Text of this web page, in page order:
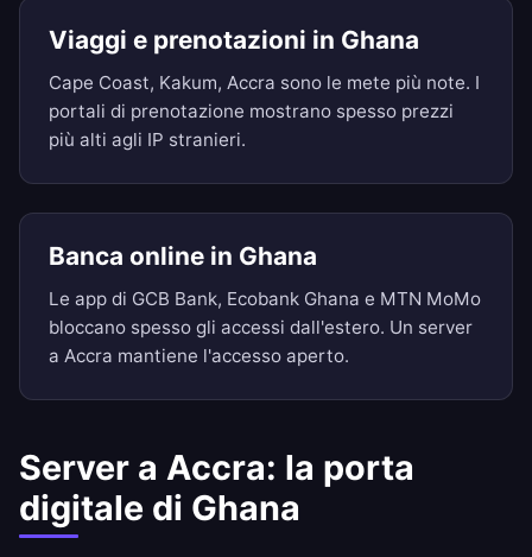
Viaggi e prenotazioni in Ghana
Cape Coast, Kakum, Accra sono le mete più note. I
portali di prenotazione mostrano spesso prezzi
più alti agli IP stranieri.
Banca online in Ghana
Le app di GCB Bank, Ecobank Ghana e MTN MoMo
bloccano spesso gli accessi dall'estero. Un server
a Accra mantiene l'accesso aperto.
Server a Accra: la porta
digitale di Ghana